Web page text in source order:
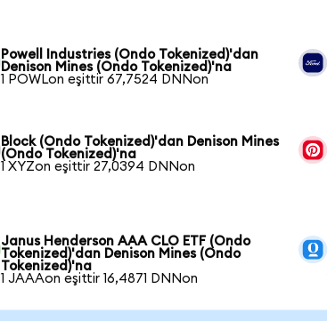
Powell Industries (Ondo Tokenized)'dan
Denison Mines (Ondo Tokenized)'na
1 POWLon eşittir 67,7524 DNNon
Block (Ondo Tokenized)'dan Denison Mines
(Ondo Tokenized)'na
1 XYZon eşittir 27,0394 DNNon
Janus Henderson AAA CLO ETF (Ondo
Tokenized)'dan Denison Mines (Ondo
Tokenized)'na
1 JAAAon eşittir 16,4871 DNNon